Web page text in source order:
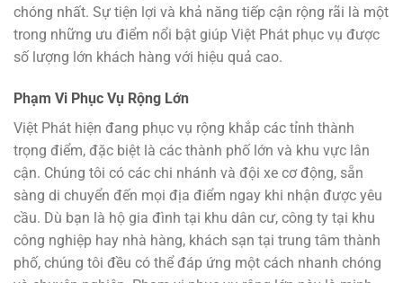
chóng nhất. Sự tiện lợi và khả năng tiếp cận rộng rãi là một
trong những ưu điểm nổi bật giúp Việt Phát phục vụ được
số lượng lớn khách hàng với hiệu quả cao.
Phạm Vi Phục Vụ Rộng Lớn
Việt Phát hiện đang phục vụ rộng khắp các tỉnh thành
trọng điểm, đặc biệt là các thành phố lớn và khu vực lân
cận. Chúng tôi có các chi nhánh và đội xe cơ động, sẵn
sàng di chuyển đến mọi địa điểm ngay khi nhận được yêu
cầu. Dù bạn là hộ gia đình tại khu dân cư, công ty tại khu
công nghiệp hay nhà hàng, khách sạn tại trung tâm thành
phố, chúng tôi đều có thể đáp ứng một cách nhanh chóng